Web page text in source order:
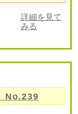
詳細を見て
みる
No.239